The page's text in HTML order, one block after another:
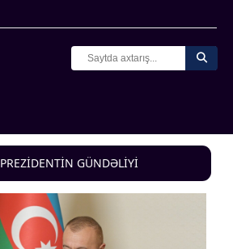
PREZİDENTİN GÜNDƏLİYİ